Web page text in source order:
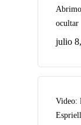
ocultar
julio
Video: